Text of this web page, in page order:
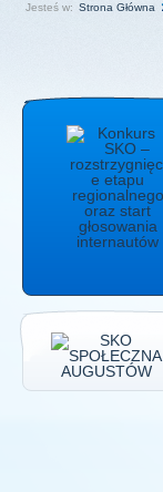
Jesteś w: Strona Główna